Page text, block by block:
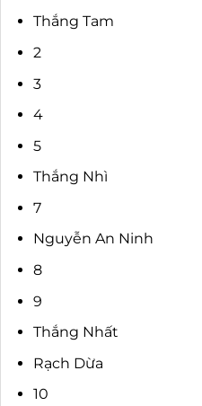
Thắng Tam
2
3
4
5
Thắng Nhì
7
Nguyễn An Ninh
8
9
Thắng Nhất
Rạch Dừa
10